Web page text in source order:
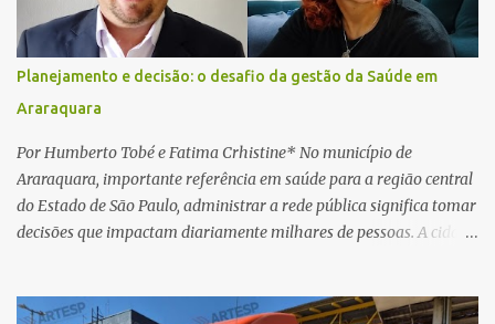
Na sequência, entrou em contato por telefone e encaminhou um
link, orientando a vítima a acessá-lo pelo computador para
concluir a suposta atualização cadastral. Após realizar o
procedimento, a conta bancária ficou bloqueada por algumas
horas. Sem conseguir acessar o sistema, a vítima tentou
novamente contato com o suposto gerente, mas não obteve
resposta. Na segunda-fe...
Planejamento e decisão: o desafio da gestão da Saúde em
Araraquara
Por Humberto Tobé e Fatima Crhistine* No município de
Araraquara, importante referência em saúde para a região central
do Estado de São Paulo, administrar a rede pública significa tomar
decisões que impactam diariamente milhares de pessoas. A cidade
município, mas também de diversas cidades do entorno,